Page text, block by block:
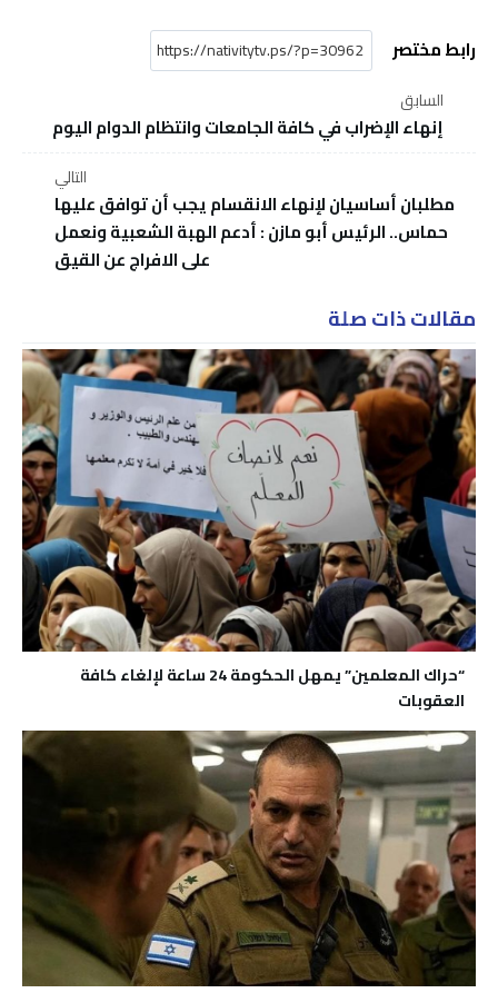
رابط مختصر
السابق
إنهاء الإضراب في كافة الجامعات وانتظام الدوام اليوم
التالي
مطلبان أساسيان لإنهاء الانقسام يجب أن توافق عليها
حماس.. الرئيس أبو مازن : أدعم الهبة الشعبية ونعمل
على الافراج عن القيق
مقالات ذات صلة
“حراك المعلمين” يمهل الحكومة 24 ساعة لإلغاء كافة
العقوبات